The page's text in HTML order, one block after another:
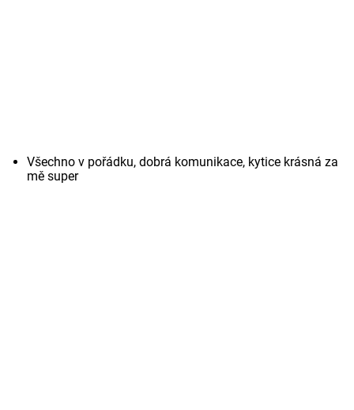
Všechno v pořádku, dobrá komunikace, kytice krásná za
mě super